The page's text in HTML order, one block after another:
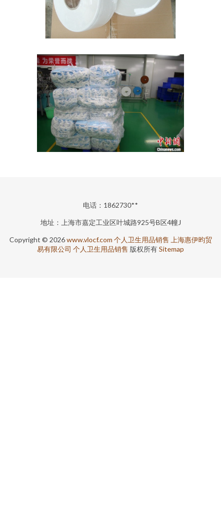
电话：1862730**
地址：上海市嘉定工业区叶城路925号B区4幢J
Copyright © 2026www.vlocf.com 个人卫生用品销售 上海惠伊昀贸
易有限公司 个人卫生用品销售 版权所有Sitemap